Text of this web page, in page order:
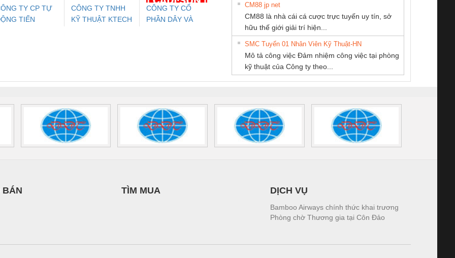
Điện AC
Mô-đun Ắc Quy UPS
Rơ Le An Toàn
Bộ giám sát chuỗi
tấm pin
TRANSCLINIC 16I+
1K5 H (2502520000)
Bộ chỉnh lưu nguồn
điện TRANSCLINIC
BKE 1K5.4
(7791400879)2. Giá
Nẹp nhôm chống
trơn Đà Nẵng
TY CP TỰ
TIẾN
CÔNG TY TNHH
KỸ THUẬT KTECH
CÔNG TY CỔ
PHẦN DÂY VÀ
Tan Dong Cang
company LTD
THIẾT BỊ CÔNG
NGHIỆP NIHON
SETSUBI VIỆT
NAM
TM-DV DAI DONG
CM88 jp net
CM88 là nhà cái cá cược trực tuyến uy tín, sở
hữu thế giới giải trí hiện...
SMC Tuyển 01 Nhân Viên Kỹ Thuật-HN
Mô tả công việc Đảm nhiệm công việc tại phòng
kỹ thuật của Công ty theo...
BÁN TÌM MUA DỊCH VỤ
Bamboo Airways chính thức khai trương
Phòng chờ Thương gia tại Côn Đảo